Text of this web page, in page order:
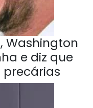
Washington
e diz que
precárias